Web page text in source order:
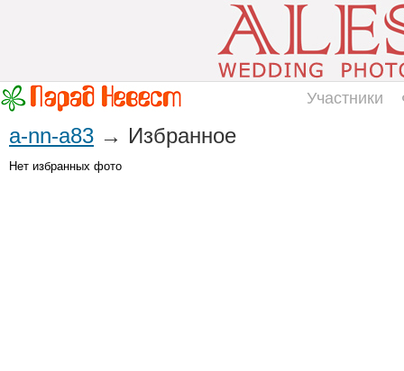
Участники
a-nn-a83 → Избранное
Нет избранных фото